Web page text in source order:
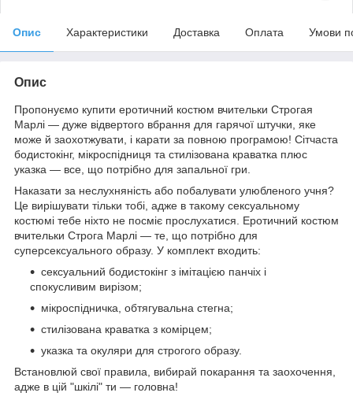
Опис Характеристики Доставка Оплата Умови
Опис
Пропонуємо купити еротичний костюм вчительки Строгая
Марлі — дуже відвертого вбрання для гарячої штучки, яке
може й заохотжувати, і карати за повною програмою! Сітчаста
бодистокінг, мікроспідниця та стилізована краватка плюс
указка — все, що потрібно для запальної гри.
Наказати за неслухняність або побалувати улюбленого учня?
Це вирішувати тільки тобі, адже в такому сексуальному
костюмі тебе ніхто не посміє прослухатися. Еротичний костюм
вчительки Строга Марлі — те, що потрібно для
суперсексуального образу. У комплект входить:
сексуальний бодистокінг з імітацією панчіх і
спокусливим вирізом;
мікроспідничка, обтягувальна стегна;
стилізована краватка з комірцем;
указка та окуляри для строгого образу.
Встановлюй свої правила, вибирай покарання та заохочення,
адже в цій "шкілі" ти — головна!